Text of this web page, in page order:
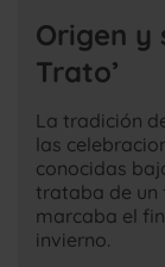
Origen y
Trato’
La tradición
las
conocidas
trataba de un
marcaba el
invierno.